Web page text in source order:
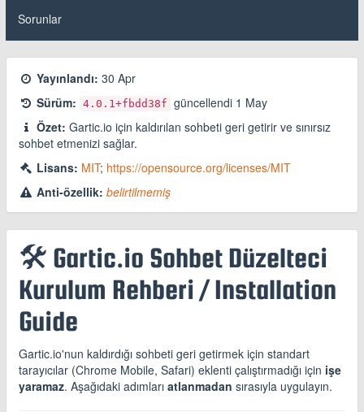
Sorunlar
Yayınlandı: 30 Apr
Sürüm: 4.0.1+fbdd38f güncellendi 1 May
Özet: Gartic.io için kaldırılan sohbeti geri getirir ve sınırsız
sohbet etmenizi sağlar.
Lisans: MIT; https://opensource.org/licenses/MIT
Anti-özellik: belirtilmemiş
🛠 Gartic.io Sohbet Düzelteci
Kurulum Rehberi / Installation
Guide
Gartic.io'nun kaldırdığı sohbeti geri getirmek için standart
tarayıcılar (Chrome Mobile, Safari) eklenti çalıştırmadığı için işe
yaramaz. Aşağıdaki adımları atlanmadan sırasıyla uygulayın.